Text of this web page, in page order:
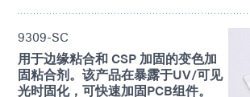
9309-SC
用于边缘粘合和 CSP 加固的变色加
固粘合剂。该产品在暴露于UV/可见
光时固化，可快速加固PCB组件。